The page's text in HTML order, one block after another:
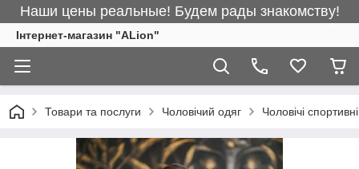
Наши цены реальные! Будем рады знакомству!
Інтернет-магазин "ALіon"
Товари та послуги Чоловічий одяг Чоловічі